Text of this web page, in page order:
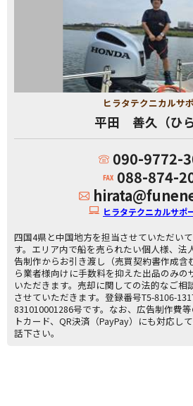
ヒラタテクニカルサ
平田 善久（ひら
090-9772-
088-874-
ヒラタテクニカルサポ
四国4県と中国地方を担当させていただい
す。エリア内で船を売られたい個人様、法
告制作からお引き渡し（売買契約書作成含
ら業者様向けに手数料を抑えた出品のみの
いただきます。売却に関しての法的なご相
させていただきます。登録番号T5-8106-
831010001286号です。なお、広告制作費
トカード、QR決済（PayPay）にも対応し
話下さい。